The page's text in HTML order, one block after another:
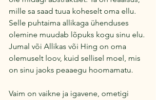
mille sa saad tuua koheselt oma ellu.
Selle puhtaima allikaga ühenduses
olemine muudab lõpuks kogu sinu elu.
Jumal või Allikas või Hing on oma
olemuselt loov, kuid sellisel moel, mis
on sinu jaoks peaaegu hoomamatu.
Vaim on vaikne ja igavene, ometigi